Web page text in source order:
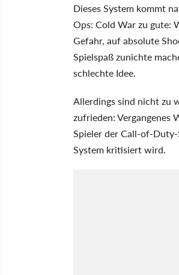
Dieses System kommt
Ops: Cold War zu gute:
Gefahr, auf absolute
Spielspaß zunichte
schlechte Idee.
Allerdings sind nicht zu
zufrieden: Vergangenes
Spieler der Call-of-
System kritisiert wird.